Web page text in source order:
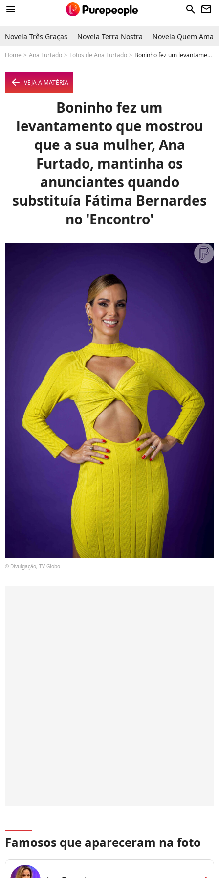
menu search newsletter
Novela Três Graças Novela Terra Nostra Novela Quem Ama
Home Ana Furtado Fotos de Ana Furtado Boninho fez um levantamento que mostrou que a sua mulher, Ana Furtado, mantinha os anunciantes quando substituía Fátima Bernardes no 'Encontro' - Foto
arrow_left VEJA A MATÉRIA
Boninho fez um
levantamento que mostrou
que a sua mulher, Ana
Furtado, mantinha os
anunciantes quando
substituía Fátima Bernardes
no 'Encontro'
© Divulgação, TV Globo
Famosos que apareceram na foto